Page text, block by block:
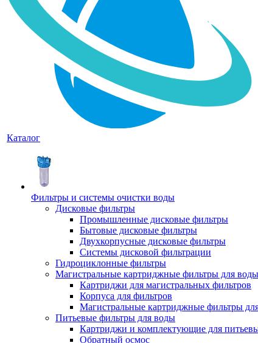
Каталог
Фильтры и системы очистки воды
Дисковые фильтры
Промышленные дисковые фильтры
Бытовые дисковые фильтры
Двухкорпусные дисковые фильтры
Системы дисковой фильтрации
Гидроциклонные фильтры
Магистральные картриджные фильтры для воды
Картриджи для магистральных фильтров
Корпуса для фильтров
Магистральные картриджные фильтры
Питьевые фильтры для воды
Картриджи и комплектующие для
Обратный осмос